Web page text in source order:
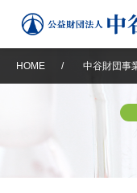
HOME / 中谷財団事